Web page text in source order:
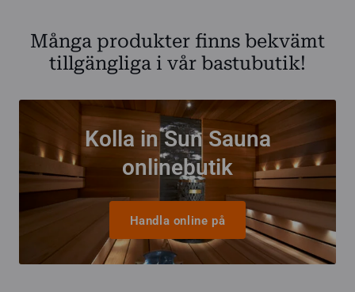
Många produkter finns bekvämt
tillgängliga i vår bastubutik!
Kolla in Sun Sauna
onlinebutik
Handla online på